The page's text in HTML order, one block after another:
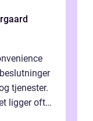
tjenester.
ligger ofte